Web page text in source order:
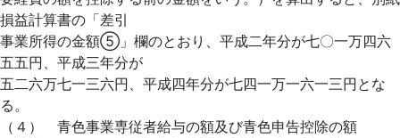
損益計算書の「差引
事業所得の金額⑤」欄のとおり、平成二年分が七〇一万四六
五五円、平成三年分が
五二六万七一三六円、平成四年分が七四一万一六一三円とな
る。
（４） 青色事業専従者給与の額及び青色申告控除の額